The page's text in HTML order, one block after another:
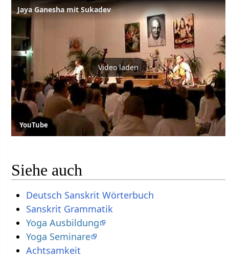
Jaya Ganesha mit Sukadev
Video laden
YouTube
Siehe auch
Deutsch Sanskrit Wörterbuch
Sanskrit Grammatik
Yoga Ausbildung
Yoga Seminare
Achtsamkeit